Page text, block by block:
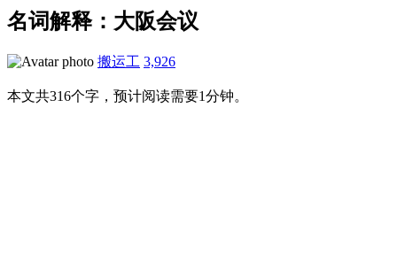
名词解释：大阪会议
搬运工 3,926
本文共316个字，预计阅读需要1分钟。